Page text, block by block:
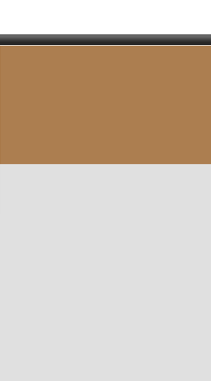
- ZAKOPANE - PORTAL ZAKOPIASKI -